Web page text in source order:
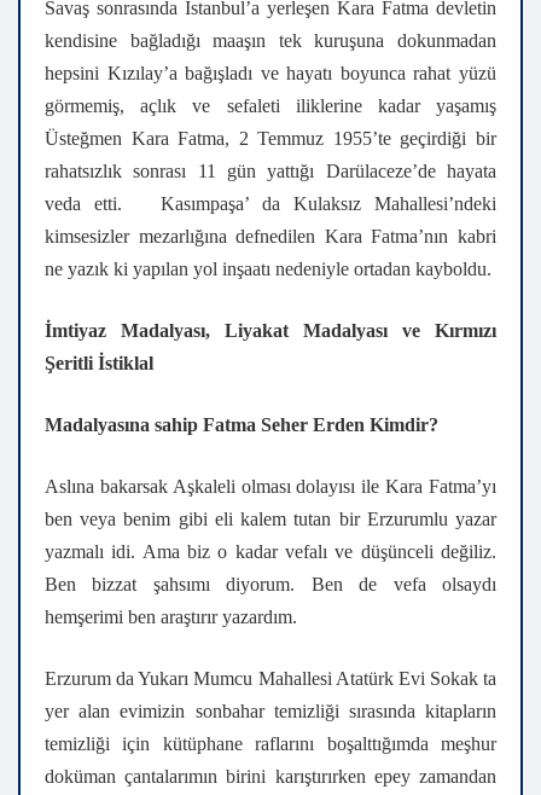
Savaş sonrasında İstanbul’a yerleşen Kara Fatma devletin
kendisine bağladığı maaşın tek kuruşuna dokunmadan
hepsini Kızılay’a bağışladı ve hayatı boyunca rahat yüzü
görmemiş, açlık ve sefaleti iliklerine kadar yaşamış
Üsteğmen Kara Fatma, 2 Temmuz 1955’te geçirdiği bir
rahatsızlık sonrası 11 gün yattığı Darülaceze’de hayata
veda etti. Kasımpaşa’ da Kulaksız Mahallesi’ndeki
kimsesizler mezarlığına defnedilen Kara Fatma’nın kabri
ne yazık ki yapılan yol inşaatı nedeniyle ortadan kayboldu.
İmtiyaz Madalyası, Liyakat Madalyası ve Kırmızı
Şeritli İstiklal
Madalyasına sahip Fatma Seher Erden Kimdir?
Aslına bakarsak Aşkaleli olması dolayısı ile Kara Fatma’yı
ben veya benim gibi eli kalem tutan bir Erzurumlu yazar
yazmalı idi. Ama biz o kadar vefalı ve düşünceli değiliz.
Ben bizzat şahsımı diyorum. Ben de vefa olsaydı
hemşerimi ben araştırır yazardım.
Erzurum da Yukarı Mumcu Mahallesi Atatürk Evi Sokak ta
yer alan evimizin sonbahar temizliği sırasında kitapların
temizliği için kütüphane raflarını boşalttığımda meşhur
doküman çantalarımın birini karıştırırken epey zamandan